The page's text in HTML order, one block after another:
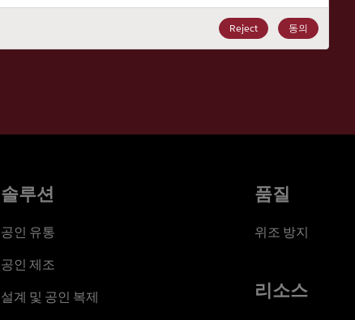
Reject 동의
솔루션
공인 유통
공인 제조
설계 및 공인 복제
품질
위조 방지
리소스